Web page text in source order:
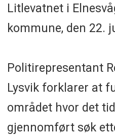
Litlevatnet i
kommune, den 22.
Politirepresentant
Lysvik forklarer at
området hvor det
gjennomført søk